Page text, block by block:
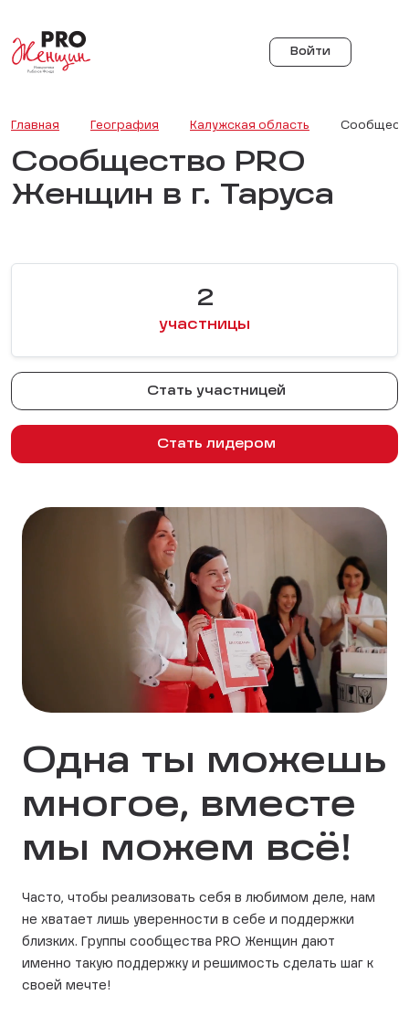
Войти
Главная География Калужская область
Сообщество PRO
Женщин в г. Таруса
2
участницы
Стать участницей
Стать лидером
Одна ты можешь
многое, вместе
мы можем всё!
Часто, чтобы реализовать себя в любимом деле, нам
не хватает лишь уверенности в себе и поддержки
близких. Группы сообщества PRO Женщин дают
именно такую поддержку и решимость сделать шаг к
своей мечте!